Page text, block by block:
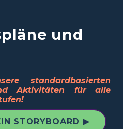
und
standardbasierten
Aktivitäten für alle
STORYBOARD ▶